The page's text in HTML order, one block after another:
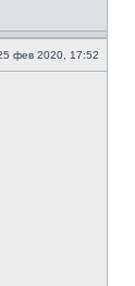
фев 2020, 17:52